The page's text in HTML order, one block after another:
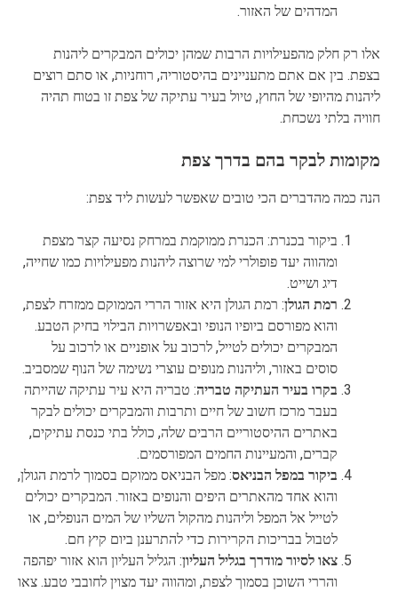
המדהים של האזור.
אלו רק חלק מהפעילויות הרבות שמהן יכולים המבקרים ליהנות
בצפת. בין אם אתם מתעניינים בהיסטוריה, רוחניות, או סתם רוצים
ליהנות מהיופי של החוץ, טיול בעיר עתיקה של צפת זו בטוח תהיה
חוויה בלתי נשכחת.
מקומות לבקר בהם בדרך צפת
הנה כמה מהדברים הכי טובים שאפשר לעשות ליד צפת:
ביקור בכנרת: הכנרת ממוקמת במרחק נסיעה קצר מצפת
ומהווה יעד פופולרי למי שרוצה ליהנות מפעילויות כמו שחייה,
דיג ושייט.
רמת הגולן: רמת הגולן היא אזור הררי הממוקם ממזרח לצפת,
והוא מפורסם ביופיו הנופי ובאפשרויות הבילוי בחיק הטבע.
המבקרים יכולים לטייל, לרכוב על אופניים או לרכוב על
סוסים באזור, וליהנות מנופים עוצרי נשימה של הנוף שמסביב.
בקרו בעיר העתיקה טבריה: טבריה היא עיר עתיקה שהייתה
בעבר מרכז חשוב של חיים ותרבות והמבקרים יכולים לבקר
באתרים ההיסטוריים הרבים שלה, כולל בתי כנסת עתיקים,
קברים, והמעיינות החמים המפורסמים.
ביקור במפל הבניאס: מפל הבניאס ממוקם בסמוך לרמת הגולן,
והוא אחד מהאתרים היפים והנופים באזור. המבקרים יכולים
לטייל אל המפל וליהנות מהקול השליו של המים הנופלים, או
לטבול בבריכות הקרירות כדי להתרענן ביום קיץ חם.
צאו לסיור מודרך בגליל העליון: הגליל העליון הוא אזור יפהפה
והררי השוכן בסמוך לצפת, ומהווה יעד מצוין לחובבי טבע. צאו